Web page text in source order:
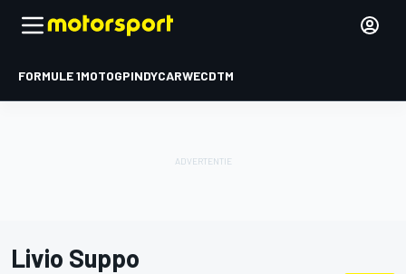
FORMULE 1MOTOGPINDYCARWECDTM
Livio Suppo